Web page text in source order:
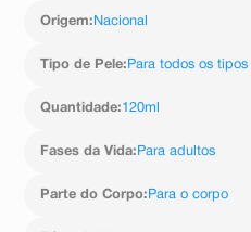
Origem: Nacional
Tipo de Pele: Para todos os
Quantidade:120ml
Fases da Vida: Para adultos
Parte do Corpo: Para o corpo